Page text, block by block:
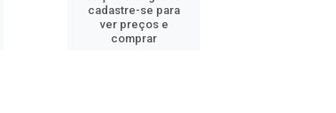
cadastre-se para
ver preços e
comprar